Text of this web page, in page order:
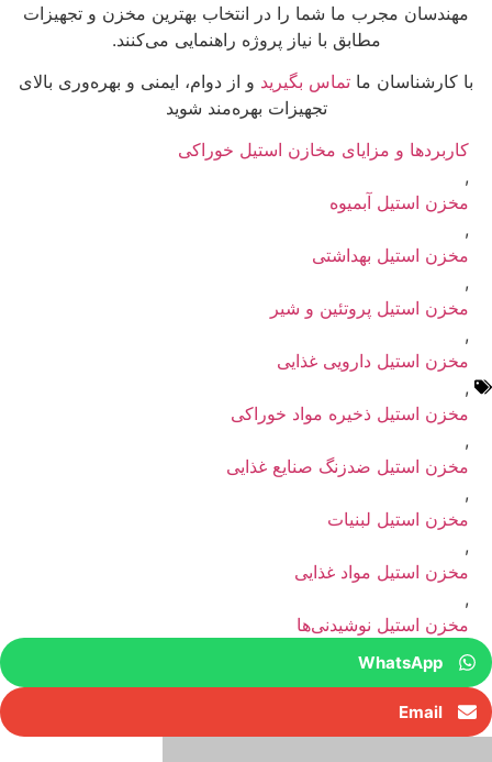
مهندسان مجرب ما شما را در انتخاب بهترین مخزن و تجهیزات
مطابق با نیاز پروژه راهنمایی می‌کنند.
با کارشناسان ماتماس بگیریدو از دوام، ایمنی و بهره‌وری بالای
تجهیزات بهره‌مند شوید
کاربردها و مزایای مخازن استیل خوراکی
مخزن استیل آبمیوه
مخزن استیل بهداشتی
مخزن استیل پروتئین و شیر
مخزن استیل دارویی غذایی
,
مخزن استیل ذخیره مواد خوراکی
مخزن استیل ضدزنگ صنایع غذایی
مخزن استیل لبنیات
مخزن استیل مواد غذایی
مخزن استیل نوشیدنی‌ها
WhatsApp
Email